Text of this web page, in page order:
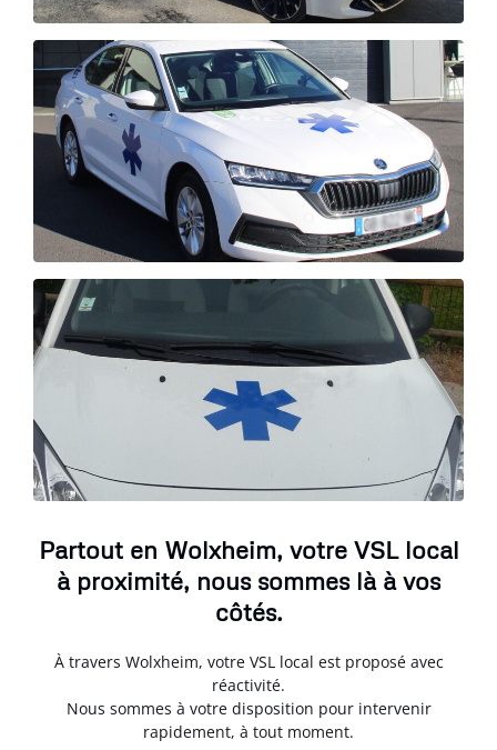
Partout en Wolxheim, votre VSL local
à proximité, nous sommes là à vos
côtés.
À travers Wolxheim, votre VSL local est proposé avec
réactivité.
Nous sommes à votre disposition pour intervenir
rapidement, à tout moment.